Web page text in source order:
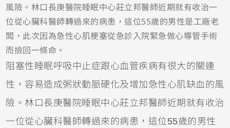
風險。林口長庚醫院睡眠中心莊立邦醫師近期就有收治一
位從心臟科醫師轉過來的病患，這位55歲的男性是工廠老
闆，此次因為急性心肌梗塞從急診入院緊急做心導管手術
而撿回一條命。
阻塞性睡眠呼吸中止症跟心血管疾病有很大的關連
性，容易造成粥狀動脈硬化及增加急性心肌缺血的風
險。林口長庚醫院睡眠中心莊立邦醫師近期就有收治
一位從心臟科醫師轉過來的病患，這位55歲的男性